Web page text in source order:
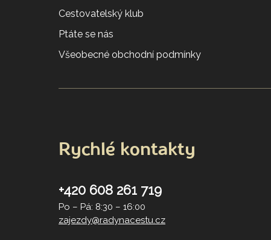
Cestovatelský klub
Ptáte se nás
Všeobecné obchodní podmínky
Rychlé kontakty
+420 608 261 719
Po – Pá: 8:30 – 16:00
zajezdy@radynacestu.cz